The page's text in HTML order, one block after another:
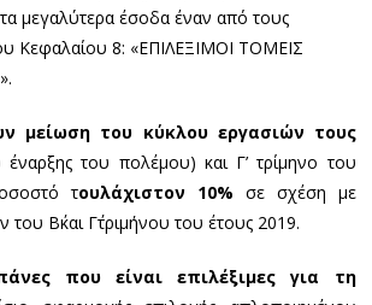
μεγαλύτερα έσοδα έναν από τους
Κεφαλαίου 8: «ΕΠΙΛΕΞΙΜΟΙ ΤΟΜΕΙΣ
μείωση του κύκλου εργασιών τους
του πολέμου) και Γ’ τρίμηνο του
τουλάχιστον 10% σε σχέση με
Β΄και Γ΄τριμήνου του έτους 2019.
που είναι επιλέξιμες για τη